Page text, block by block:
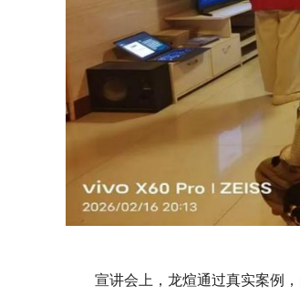
宣讲会上，龙煊通过真实案例